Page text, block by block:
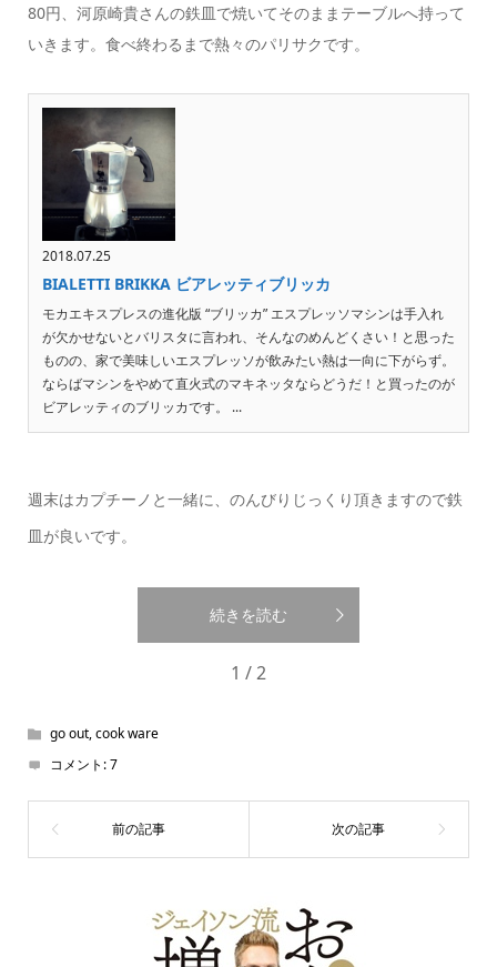
80円、河原崎貴さんの鉄皿で焼いてそのままテーブルへ持って
いきます。食べ終わるまで熱々のパリサクです。
2018.07.25
BIALETTI BRIKKA ビアレッティブリッカ
モカエキスプレスの進化版 “ブリッカ” エスプレッソマシンは手入れ
が欠かせないとバリスタに言われ、そんなのめんどくさい！と思った
ものの、家で美味しいエスプレッソが飲みたい熱は一向に下がらず。
ならばマシンをやめて直火式のマキネッタならどうだ！と買ったのが
ビアレッティのブリッカです。 ...
週末はカプチーノと一緒に、のんびりじっくり頂きますので鉄
皿が良いです。
続きを読む
1 / 2
go out,cook ware
コメント:7